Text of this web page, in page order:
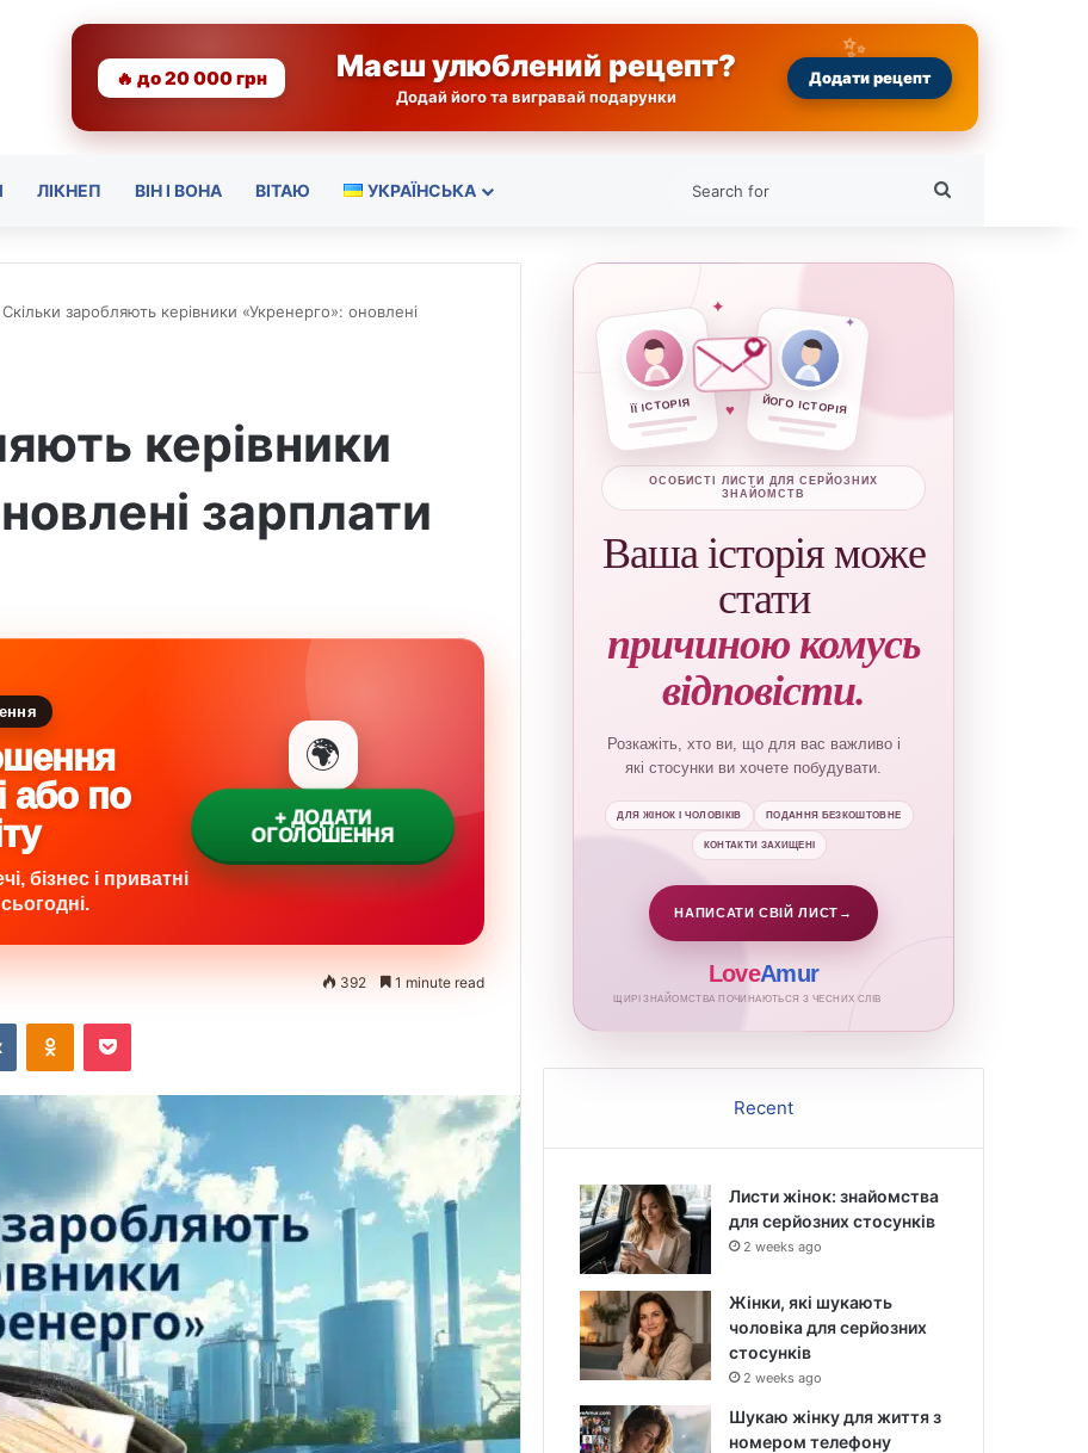
🔥 до 20 000 грн Маєш улюблений рецепт?
Додай його та вигравай подарунки
Додати рецепт
ЛІКНЕП ВІН І ВОНА ВІТАЮ УКРАЇНСЬКА
Скільки заробляють керівники «Укренерго»: оновлені
керівники
зарплати
або по
бізнес і приватні
🌍
+ ДОДАТИ
ОГОЛОШЕННЯ
392 1 minute read
VKontakteOdnoklassniki
Pocket
ЇЇ ІСТОРІЯ ЙОГО ІСТОРІЯ
✦
♥
✦
ОСОБИСТІ ЛИСТИ ДЛЯ СЕРЙОЗНИХ
ЗНАЙОМСТВ
Ваша історія може
стати
причиною комусь
відповісти.
Розкажіть, хто ви, що для вас важливо і
які стосунки ви хочете побудувати.
ДЛЯ ЖІНОК І ЧОЛОВІКІВ ПОДАННЯ БЕЗКОШТОВНЕ
КОНТАКТИ ЗАХИЩЕНІ
НАПИСАТИ СВІЙ ЛИСТ →
LoveAmur
ЩИРІ ЗНАЙОМСТВА ПОЧИНАЮТЬСЯ З ЧЕСНИХ СЛІВ
Recent
Листи жінок: знайомства
для серйозних стосунків
2 weeks ago
Жінки, які шукають
чоловіка для серйозних
стосунків
2 weeks ago
Шукаю жінку для життя з
номером телефону